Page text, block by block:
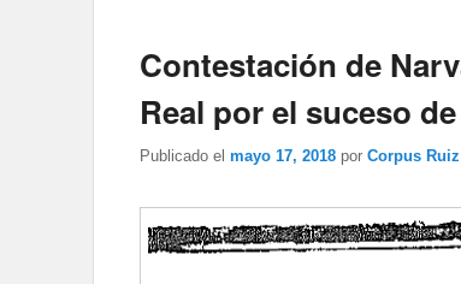
Contestación de
Real por el suceso
Publicado el mayo 17, 2018 por Corpus Ruiz